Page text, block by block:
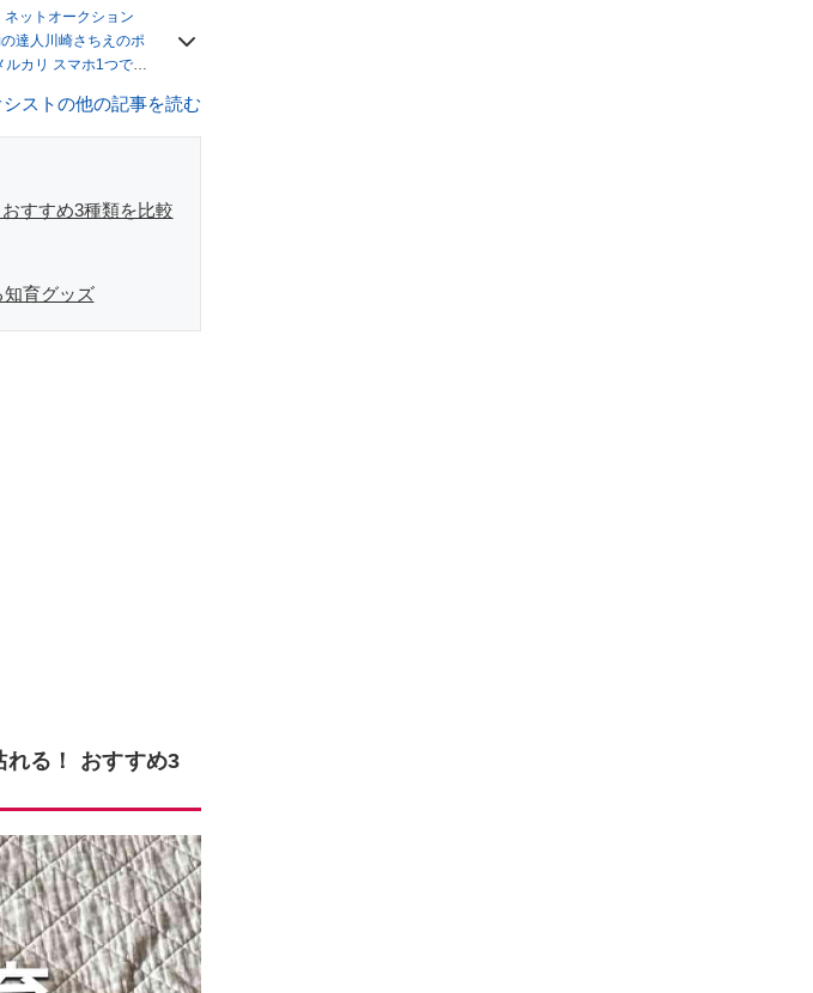
ネットオークション
の達人川崎さちえのポ
ルカリ スマホ1つでス
いながら、しかも空
て参加。その後、出
いう考えを持つ。ま
え、業者とは違う視
ストの他の記事を読む
すすめ3種類を比較
育グッズ
る！ おすすめ3